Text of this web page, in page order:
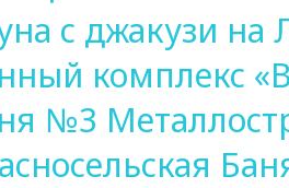
с джакузи на
комплекс
№3